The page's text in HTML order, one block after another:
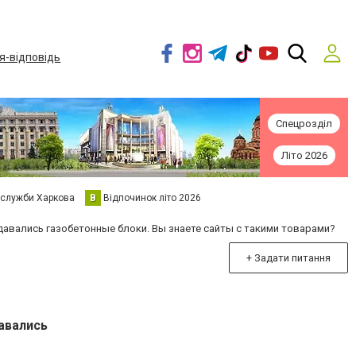
відповідь
Спецрозділ
Літо 2026
служби Харкова В Відпочинок літо 2026
газобетонные блоки. Вы знаете сайты с такими товарами?
+ Задати питання